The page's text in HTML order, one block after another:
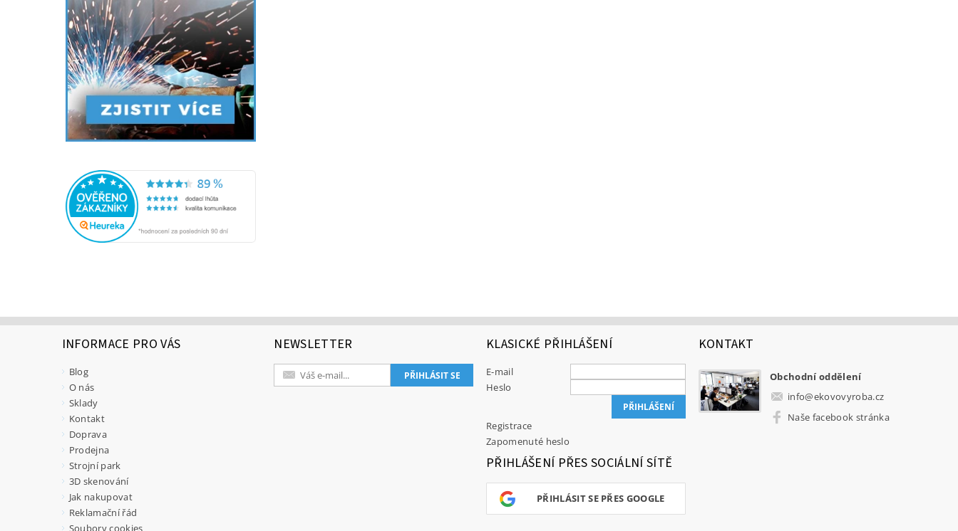
INFORMACE PRO VÁS
Blog
O nás
Sklady
Kontakt
Doprava
Prodejna
Strojní park
3D skenování
Jak nakupovat
Reklamační řád
Soubory cookies
NEWSLETTER KLASICKÉ PŘIHLÁŠENÍ
E-mail
Heslo
Registrace
Zapomenuté heslo
PŘIHLÁŠENÍ PŘES SOCIÁLNÍ SÍTĚ
PŘIHLÁSIT SE PŘES GOOGLE
KONTAKT
Obchodní oddělení
info@ekovovyroba.cz
Naše facebook stránka